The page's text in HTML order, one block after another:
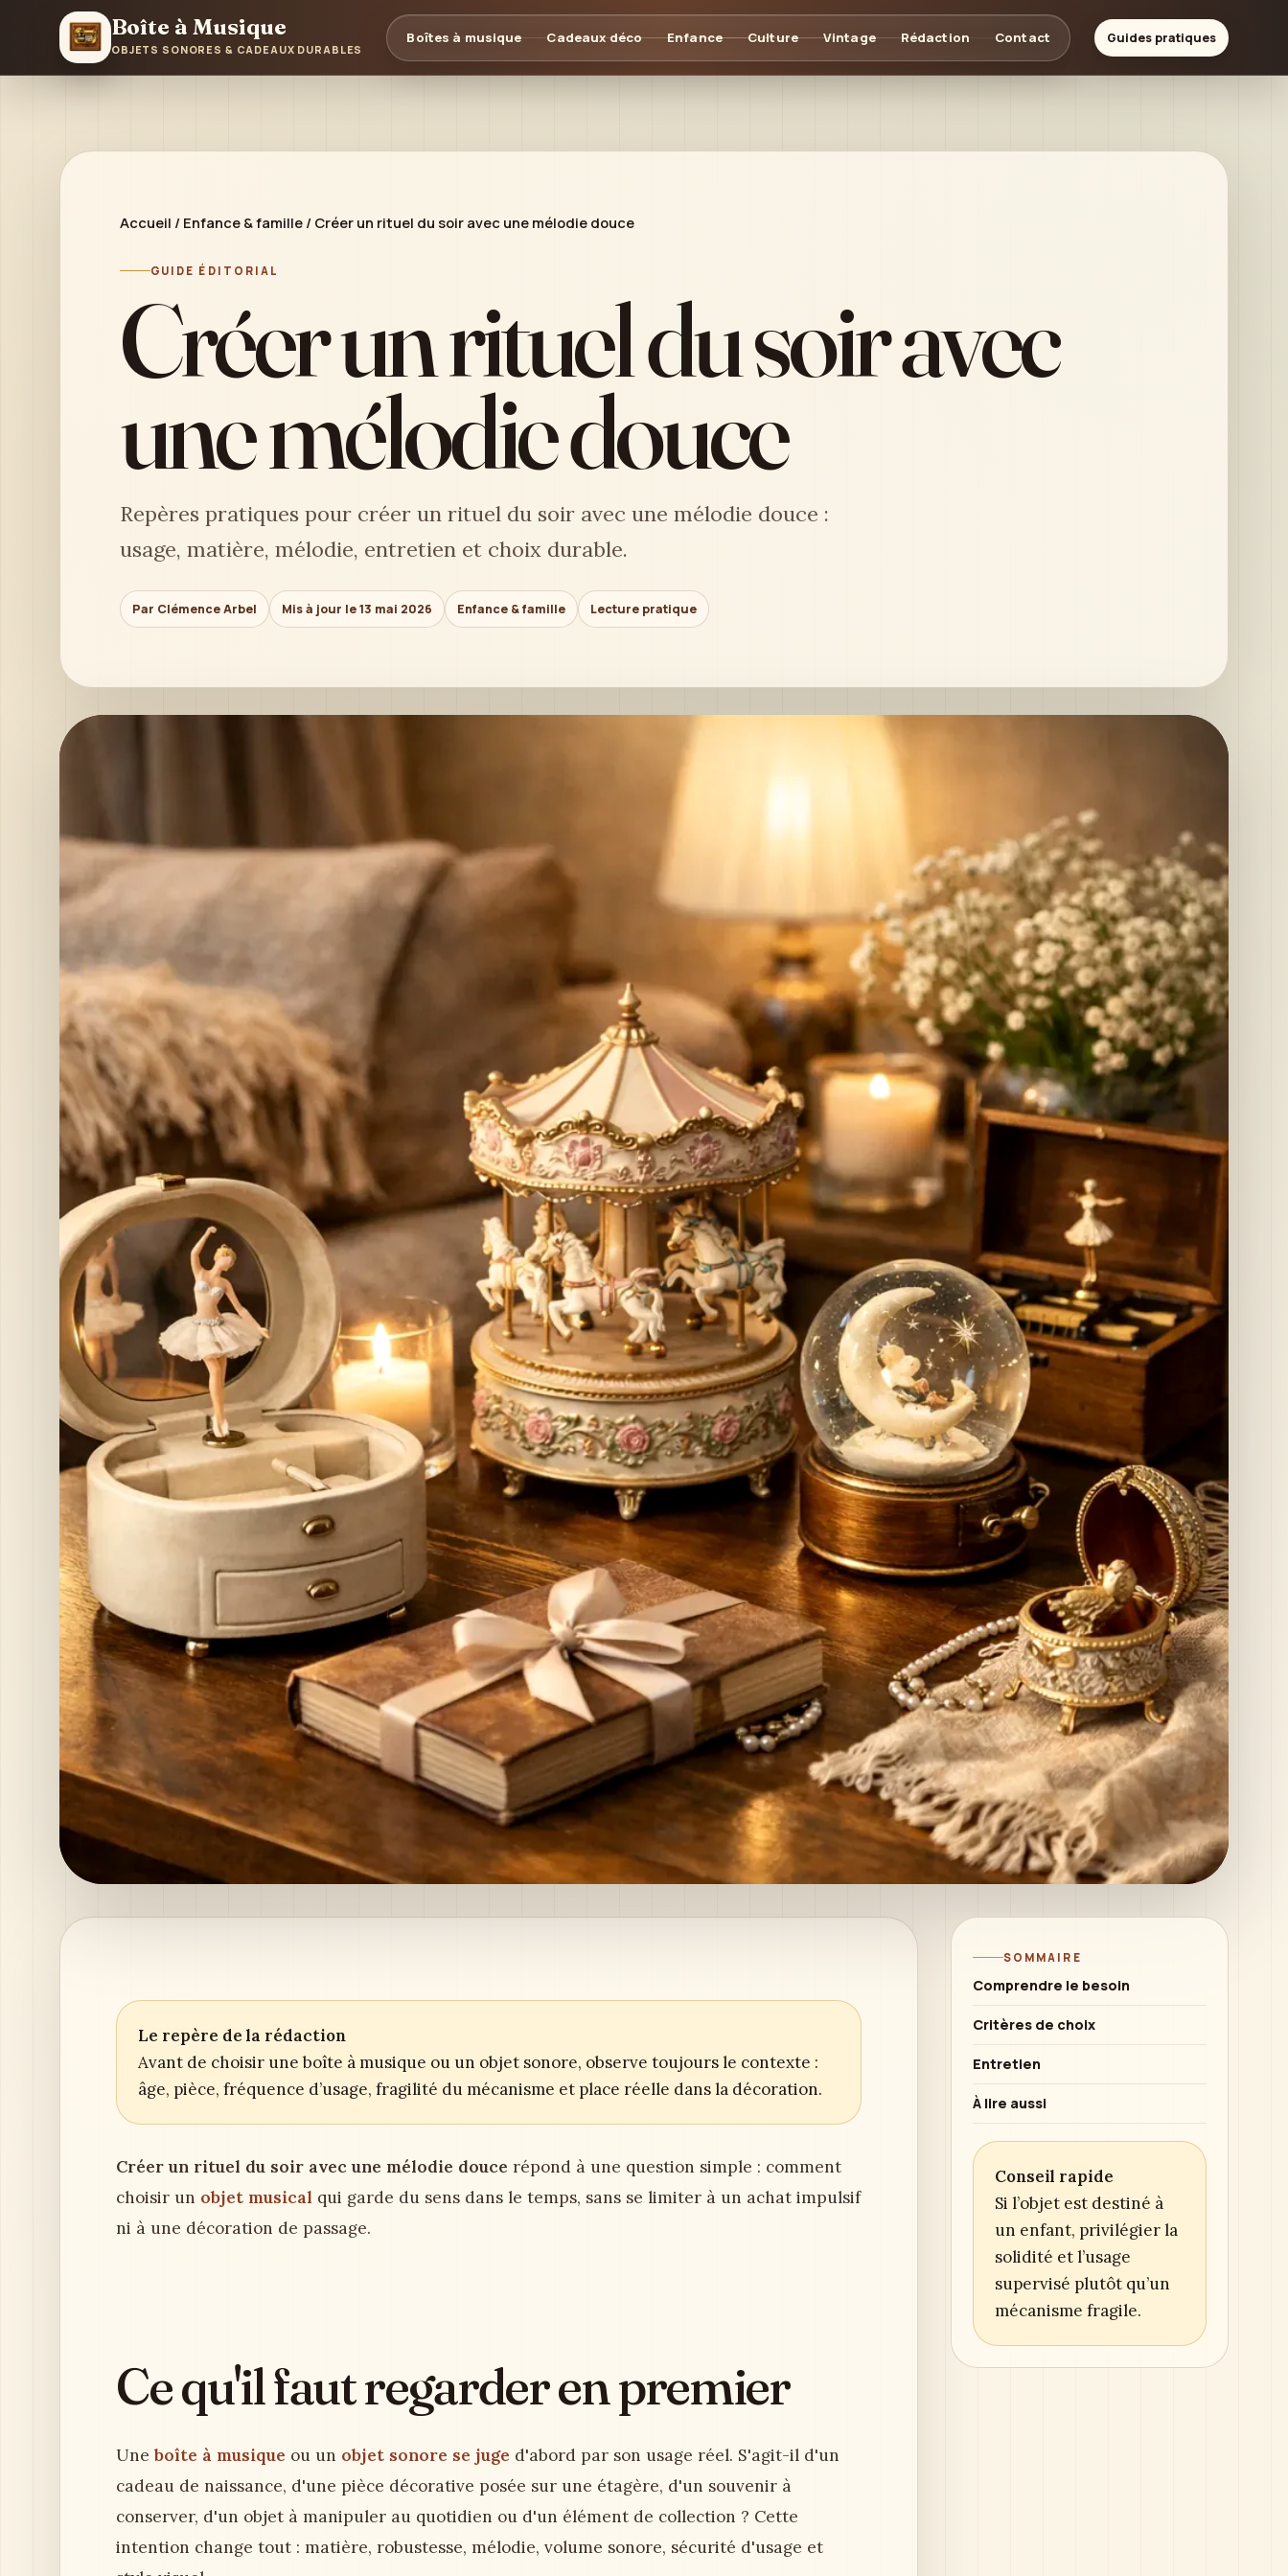
Boîte à Musique
OBJETS SONORES & CADEAUX DURABLES
Boîtes à musique Cadeaux déco Enfance Culture Vintage Rédaction Contact Guides pratiques
Accueil / Enfance & famille / Créer un rituel du soir avec une mélodie douce
GUIDE ÉDITORIAL
Créer un rituel du soir avec
une mélodie douce
Repères pratiques pour créer un rituel du soir avec une mélodie douce :
usage, matière, mélodie, entretien et choix durable.
Par Clémence Arbel Mis à jour le 13 mai 2026 Enfance & famille Lecture pratique
Le repère de la rédaction
Avant de choisir une boîte à musique ou un objet sonore, observe toujours le contexte :
âge, pièce, fréquence d’usage, fragilité du mécanisme et place réelle dans la décoration.
Créer un rituel du soir avec une mélodie douce répond à une question simple : comment
choisir un objet musical qui garde du sens dans le temps, sans se limiter à un achat impulsif
ni à une décoration de passage.
Ce qu'il faut regarder en premier
Uneboîte à musique ou un objet sonore se juge d'abord par son usage réel. S'agit-il d'un
cadeau de naissance, d'une pièce décorative posée sur une étagère, d'un souvenir à
conserver, d'un objet à manipuler au quotidien ou d'un élément de collection ? Cette
intention change tout : matière, robustesse, mélodie, volume sonore, sécurité d'usage et
SOMMAIRE
Comprendre le besoin
Critères de choix
Entretien
À lire aussi
Conseil rapide
Si l’objet est destiné à
un enfant, privilégier la
solidité et l’usage
supervisé plutôt qu’un
mécanisme fragile.